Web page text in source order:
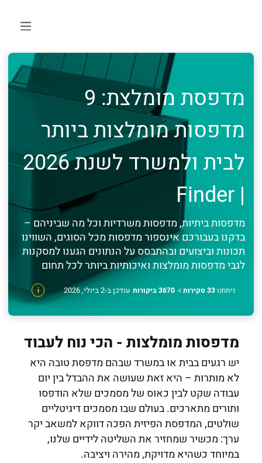
מדפסת מומלצת: 9
מדפסות מומלצות ביותר
לבית ולמשרד לשנת 2026
| Finder
מדפסות ביתיות, מדפסות משרדיות וכל מה שביניהם –
בדקנו בעבורכם אינספור מדפסות מכל הסוגים, השווינו
תכונות וביצועים ובהתבסס על הנתונים הגענו למסקנות
לגבי מדפסות מומלצות ואיכותיות ביותר לכל תחום
ניתחנו33 סקירות ו- 3670 ביקורות i עודכן ב-2 ביולי, 2026
מדפסות מומלצות - הכי נוח לעבוד
יש רגעים בבית או במשרד שבהם מדפסת טובה היא
לא מותרות – היא זאת שעושה את ההבדל בין יום
עבודה שקט לבין כאוס של מסמכים שלא הודפסו
ותורים מתארכים. בעולם שבו מסמכים דיגיטליים
שולטים, המדפסת הפיזית הפכה דווקא למשאב יקר
ערך: מכשיר שמחזיר את השליטה לידיים שלנו,
במיוחד כשהיא מדויקת, מהירה ויציבה.